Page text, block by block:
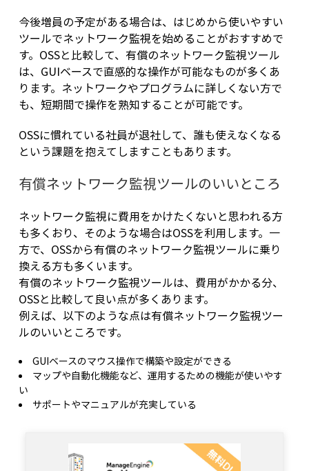
今後増員の予定がある場合は、はじめから使いやすい
ツールでネットワーク監視を始めることがおすすめで
す。OSSと比較して、有償のネットワーク監視ツール
は、GUIベースで直感的な操作が可能なものが多くあ
ります。ネットワークやプログラムに詳しくない方で
も、短期間で操作を熟知することが可能です。
OSSに慣れている社員が退社して、誰も使えなくなる
という課題を抱えてしますこともあります。
有償ネットワーク監視ツールのいいところ
ネットワーク監視に費用をかけたくないと思われる方
も多くおり、そのような場合はOSSを利用します。一
方で、OSSから有償のネットワーク監視ツールに乗り
換える方も多くいます。
有償のネットワーク監視ツールは、費用がかかる分、
OSSと比較して良い点が多くあります。
例えば、以下のような点は有償ネットワーク監視ツー
ルのいいところです。
GUIベースのマウス操作で構築や設定ができる
マップや自動化機能など、運用するための機能が使いやす
い
サポートやマニュアルが充実している